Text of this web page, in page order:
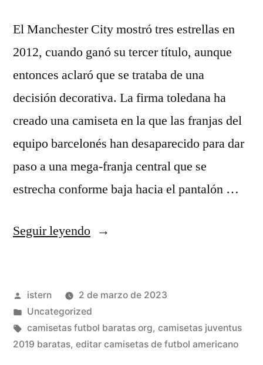
El Manchester City mostró tres estrellas en
2012, cuando ganó su tercer título, aunque
entonces aclaró que se trataba de una
decisión decorativa. La firma toledana ha
creado una camiseta en la que las franjas del
equipo barcelonés han desaparecido para dar
paso a una mega-franja central que se
estrecha conforme baja hacia el pantalón …
Seguir leyendo«camisetas
Publicado
por
istern
2 de marzo de 2023
Publicado
en
Uncategorized
Etiquetas:
camisetas futbol baratas org, camisetas juventus
2019 baratas, editar camisetas de futbol americano